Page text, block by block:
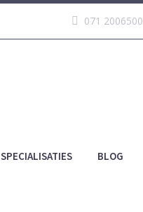
071 2006500
SPECIALISATIES BLOG